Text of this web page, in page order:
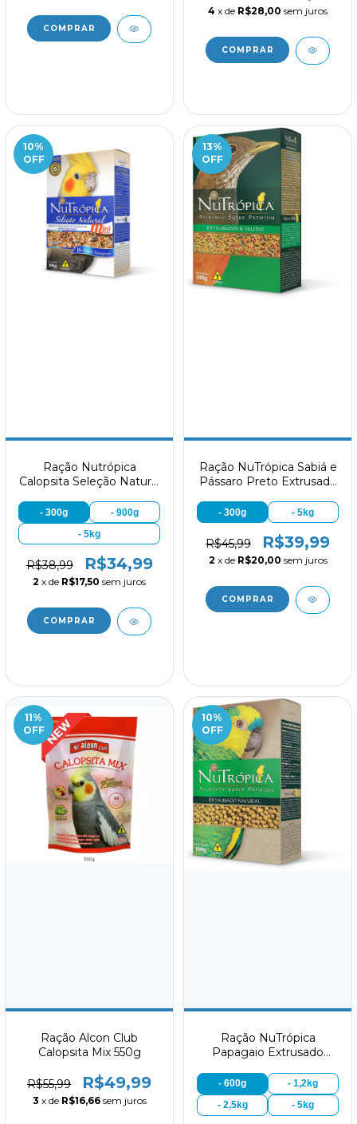
4 x de R$28,00 sem juros
10%
OFF
Ração Nutrópica
Calopsita Seleção Natural
- 300g
- 900g
- 5kg
R$38,99 R$34,99
2 x de R$17,50 sem juros
13%
OFF
Ração NuTrópica Sabiá e
Pássaro Preto Extrusado
- 300g - 5kg
R$45,99 R$39,99
2 x de R$20,00 sem juros
11%
OFF
Ração Alcon Club
Calopsita Mix 550g
R$55,99 R$49,99
3 x de R$16,66 sem juros
10%
OFF
Ração NuTrópica
Papagaio Extrusado
- 600g
- 1,2kg
- 2,5kg
- 5kg